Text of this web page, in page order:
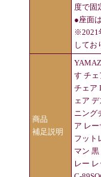
度で固
●座面
※2021
してお
商品
補足説明
す チ
チェア
ェア
ニング
ア レ
フット
マン
レー